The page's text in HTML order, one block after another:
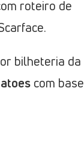
roteiro de
bilheteria da
com base